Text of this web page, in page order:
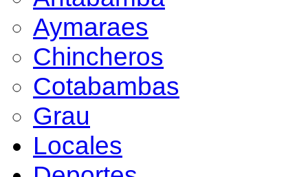
Aymaraes
Chincheros
Cotabambas
Grau
Locales